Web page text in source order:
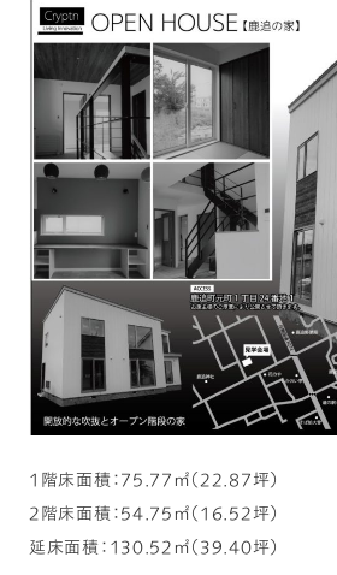
1階床面積：75.77㎡（22.87坪）
2階床面積：54.75㎡（16.52坪）
延床面積：130.52㎡（39.40坪）